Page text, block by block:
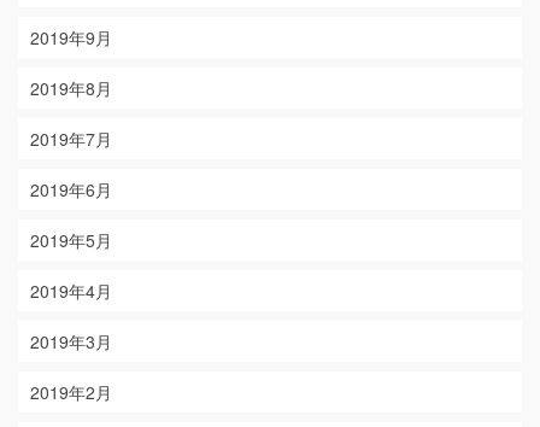
2019年9月
2019年8月
2019年7月
2019年6月
2019年5月
2019年4月
2019年3月
2019年2月